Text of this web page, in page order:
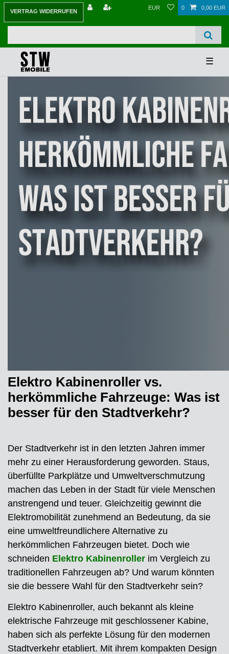
VERTRAG WIDERRUFEN
EUR 0 0,00 EUR
☰
Elektro Kabinenroller vs.
herkömmliche Fahrzeuge: Was ist
besser für den Stadtverkehr?
Der Stadtverkehr ist in den letzten Jahren immer
mehr zu einer Herausforderung geworden. Staus,
überfüllte Parkplätze und Umweltverschmutzung
machen das Leben in der Stadt für viele Menschen
anstrengend und teuer. Gleichzeitig gewinnt die
Elektromobilität zunehmend an Bedeutung, da sie
eine umweltfreundlichere Alternative zu
herkömmlichen Fahrzeugen bietet. Doch wie
schneiden Elektro Kabinenroller im Vergleich zu
traditionellen Fahrzeugen ab? Und warum könnten
sie die bessere Wahl für den Stadtverkehr sein?
Elektro Kabinenroller, auch bekannt als kleine
elektrische Fahrzeuge mit geschlossener Kabine,
haben sich als perfekte Lösung für den modernen
Stadtverkehr etabliert. Mit ihrem kompakten Design